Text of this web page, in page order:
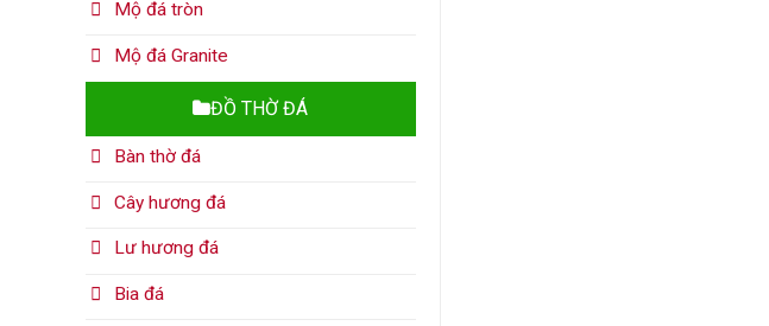
Mộ đá tròn
Mộ đá Granite
ĐỒ THỜ ĐÁ
Bàn thờ đá
Cây hương đá
Lư hương đá
Bia đá